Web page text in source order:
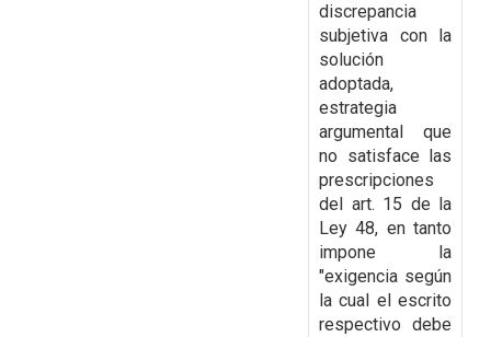
discrepancia
subjetiva con la
solución
adoptada,
estrategia
argumental que
no satisface las
prescripciones
del art. 15 de la
Ley 48, en tanto
impone la
"exigencia según
la cual el escrito
respectivo debe